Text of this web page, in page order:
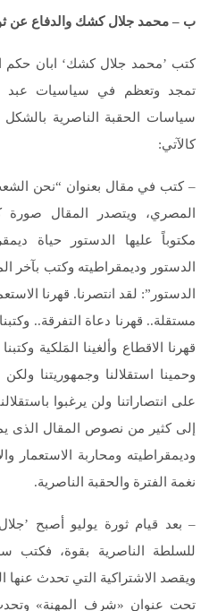
ب – محمد جلال كشك والدفاع عن
كتب ’محمد جلال كشك‘ ابان حكم
تمجد وتعظم في سياسيات عبد
سياسات الحقبة الناصرية بالشكل
كالآتي:
– كتب في مقال بعنوان “نحن
المصري، ويتصدر المقال صورة
مكتوباً عليها الدستور حياة
الدستور وديمقراطيته وكتب بآخر
الدستور”: لقد انتصرنا. قهرنا
مستقلة.. قهرنا دعاة التفرقة..
قهرنا الاقطاع وألغينا المَلكية
وحمينا استقلالنا وجمهوريتنا
على انتصاراتنا ولن يرغبوا
إلى كثير من نصوص المقال الذى
وديمقراطيته ومحاربة الاستعمار
نغمة الفترة والحقبة الناصرية.
– بعد قيام ثورة يوليو أصبح
للسلطة الناصرية بقوة، فكتب
تحت عنوان «شرف المهنة»